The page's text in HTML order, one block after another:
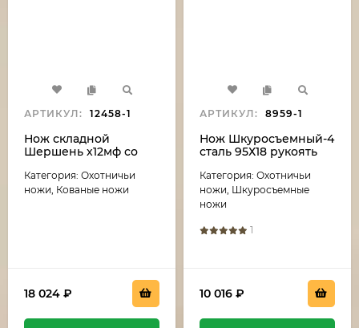
АРТИКУЛ: 12458-1
Нож складной
Шершень х12мф со
G10 черная с
оранжевым, клипса
Категория: Охотничьи
ножи, Кованые ножи
18 024 ₽
АРТИКУЛ: 8959-1
Нож Шкуросъемный-4
сталь 95Х18 рукоять
Категория: Охотничьи
ножи, Шкуросъемные
ножи
1
10 016 ₽